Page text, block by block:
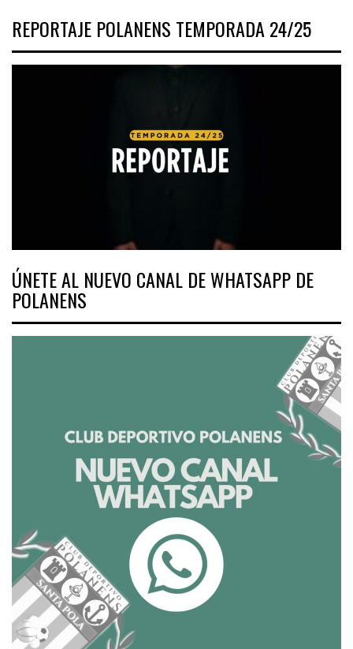
REPORTAJE POLANENS TEMPORADA 24/25
ÚNETE AL NUEVO CANAL DE WHATSAPP DE
POLANENS